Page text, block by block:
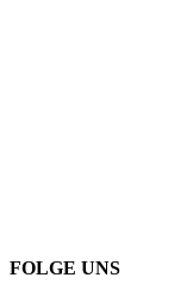
FOLGE UNS